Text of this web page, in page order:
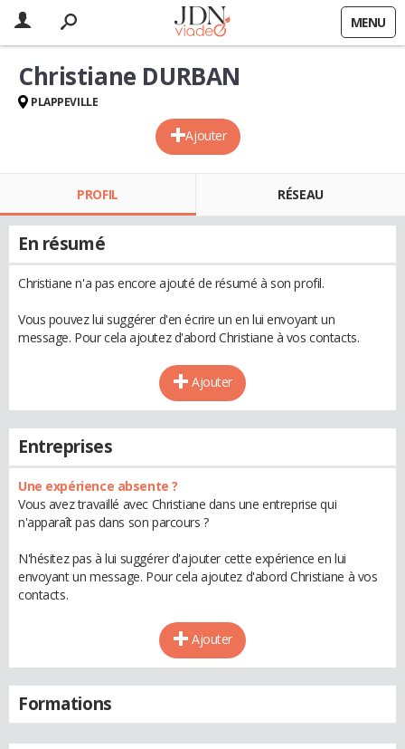
MENU
Ajouter
Christiane DURBAN
PLAPPEVILLE
PROFIL RÉSEAU
En résumé
Christiane n'a pas encore ajouté de résumé à son profil.
Vous pouvez lui suggérer d'en écrire un en lui envoyant un
message. Pour cela ajoutez d'abord Christiane à vos contacts.
Ajouter
Entreprises
Une expérience absente ?
Vous avez travaillé avec Christiane dans une entreprise qui
n'apparaît pas dans son parcours ?
N'hésitez pas à lui suggérer d'ajouter cette expérience en lui
envoyant un message. Pour cela ajoutez d'abord Christiane à vos
contacts.
Ajouter
Formations